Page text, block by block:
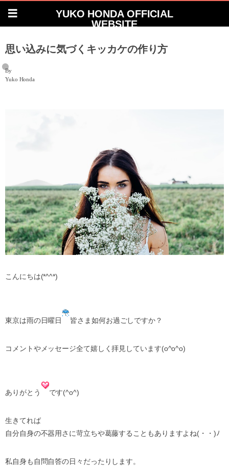
YUKO HONDA OFFICIAL
WEBSITE
思い込みに気づくキッカケの作り方
By
Yuko Honda
こんにちは(*^^*)
東京は雨の日曜日 皆さま如何お過ごしですか？
コメントやメッセージ全て嬉しく拝見しています(o^o^o)
ありがとう です(^o^)
生きてれば
自分自身の不器用さに苛立ちや葛藤することもありますよね(・・)ﾉ
私自身も自問自答の日々だったりします。